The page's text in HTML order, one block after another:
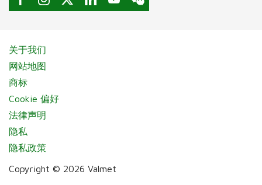
关于我们
网站地图
商标
Cookie 偏好
法律声明
隐私
隐私政策
Copyright © 2026 Valmet